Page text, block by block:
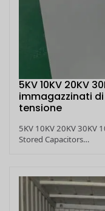
5KV 10KV 20KV
immagazzinati
tensione
5KV 10KV 20KV 30KV
Stored Capacitors…